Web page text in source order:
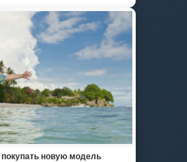
покупать новую модель